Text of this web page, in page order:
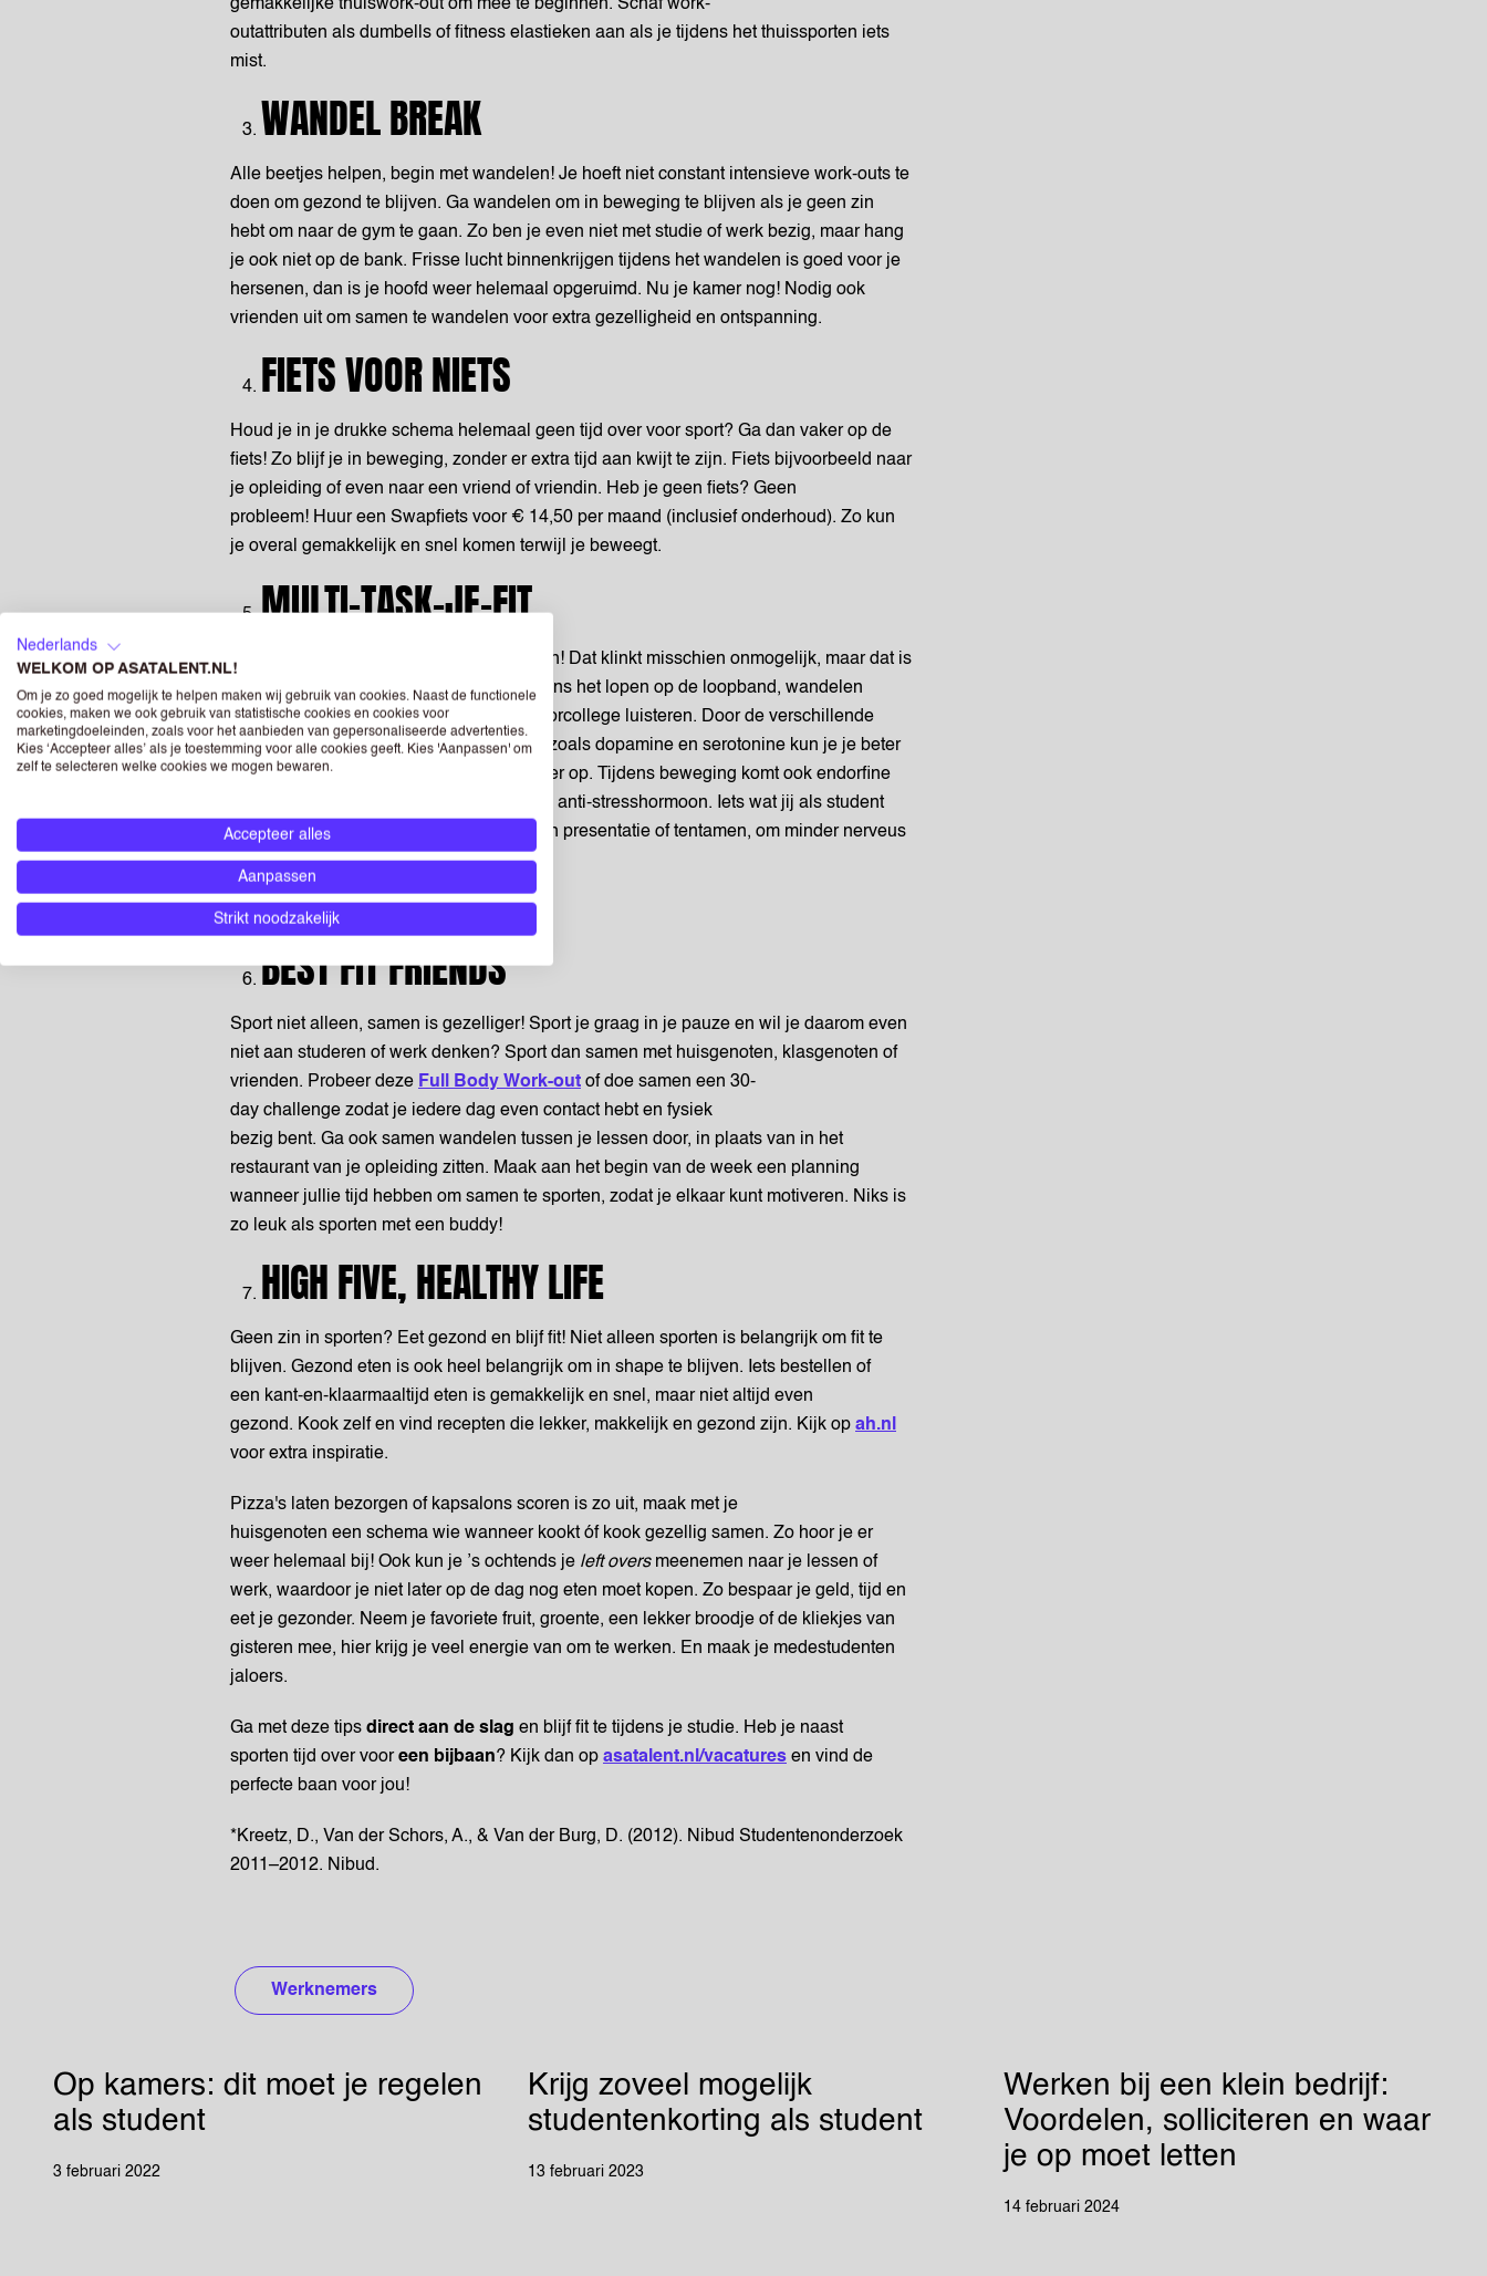
gemakkelijke thuiswork-out om mee te beginnen. Schaf work-
outattributen als dumbells of fitness elastieken aan als je tijdens het thuissporten iets
mist.
WANDEL BREAK
Alle beetjes helpen, begin met wandelen! Je hoeft niet constant intensieve work-outs te
doen om gezond te blijven. Ga wandelen om in beweging te blijven als je geen zin
hebt om naar de gym te gaan. Zo ben je even niet met studie of werk bezig, maar hang
je ook niet op de bank. Frisse lucht binnenkrijgen tijdens het wandelen is goed voor je
hersenen, dan is je hoofd weer helemaal opgeruimd. Nu je kamer nog! Nodig ook
vrienden uit om samen te wandelen voor extra gezelligheid en ontspanning.
FIETS VOOR NIETS
Houd je in je drukke schema helemaal geen tijd over voor sport? Ga dan vaker op de
fiets! Zo blijf je in beweging, zonder er extra tijd aan kwijt te zijn. Fiets bijvoorbeeld naar
je opleiding of even naar een vriend of vriendin. Heb je geen fiets? Geen
probleem! Huur een Swapfiets voor € 14,50 per maand (inclusief onderhoud). Zo kun
je overal gemakkelijk en snel komen terwijl je beweegt.
MULTI-TASK-JE-FIT
Multi-task door tijdens je work-out te leren! Dat klinkt misschien onmogelijk, maar dat is
zeker niet waar. Je kunt bijvoorbeeld tijdens het lopen op de loopband, wandelen
in een park of fietsen naar school een hoorcollege luisteren. Door de verschillende
stoffen die vrijkomen tijdens het sporten, zoals dopamine en serotonine kun je je beter
focussen op wat je hoort en sla je het beter op. Tijdens beweging komt ook endorfine
vrij, dit staat bekend als een snelwerkend anti-stresshormoon. Iets wat jij als student
wel kunt gebruiken! Beweeg dus voor een presentatie of tentamen, om minder nerveus
te zijn.
BEST FIT FRIENDS
Sport niet alleen, samen is gezelliger! Sport je graag in je pauze en wil je daarom even
niet aan studeren of werk denken? Sport dan samen met huisgenoten, klasgenoten of
vrienden. Probeer deze Full Body Work-out of doe samen een 30-
day challenge zodat je iedere dag even contact hebt en fysiek
bezig bent. Ga ook samen wandelen tussen je lessen door, in plaats van in het
restaurant van je opleiding zitten. Maak aan het begin van de week een planning
wanneer jullie tijd hebben om samen te sporten, zodat je elkaar kunt motiveren. Niks is
zo leuk als sporten met een buddy!
HIGH FIVE, HEALTHY LIFE
Geen zin in sporten? Eet gezond en blijf fit! Niet alleen sporten is belangrijk om fit te
blijven. Gezond eten is ook heel belangrijk om in shape te blijven. Iets bestellen of
een kant-en-klaarmaaltijd eten is gemakkelijk en snel, maar niet altijd even
gezond. Kook zelf en vind recepten die lekker, makkelijk en gezond zijn. Kijk op ah.nl
voor extra inspiratie.
Pizza's laten bezorgen of kapsalons scoren is zo uit, maak met je
huisgenoten een schema wie wanneer kookt óf kook gezellig samen. Zo hoor je er
weer helemaal bij! Ook kun je ’s ochtends je left oversmeenemen naar je lessen of
werk, waardoor je niet later op de dag nog eten moet kopen. Zo bespaar je geld, tijd en
eet je gezonder. Neem je favoriete fruit, groente, een lekker broodje of de kliekjes van
gisteren mee, hier krijg je veel energie van om te werken. En maak je medestudenten
jaloers.
Ga met deze tips direct aan de slag en blijf fit te tijdens je studie. Heb je naast
sporten tijd over vooreen bijbaan? Kijk dan op asatalent.nl/vacatures en vind de
perfecte baan voor jou!
*Kreetz, D., Van der Schors, A., & Van der Burg, D. (2012). Nibud Studentenonderzoek
2011–2012. Nibud.
Werknemers
Op kamers: dit moet je regelen
als student
3 februari 2022
Krijg zoveel mogelijk
studentenkorting als student
13 februari 2023
Werken bij een klein bedrijf:
Voordelen, solliciteren en waar
je op moet letten
14 februari 2024
Nederlands
WELKOM OP ASATALENT.NL!
Om je zo goed mogelijk te helpen maken wij gebruik van cookies. Naast de functionele
cookies, maken we ook gebruik van statistische cookies en cookies voor
marketingdoeleinden, zoals voor het aanbieden van gepersonaliseerde advertenties.
Kies ‘Accepteer alles’ als je toestemming voor alle cookies geeft. Kies 'Aanpassen' om
zelf te selecteren welke cookies we mogen bewaren.
Accepteer alles
Aanpassen
Strikt noodzakelijk